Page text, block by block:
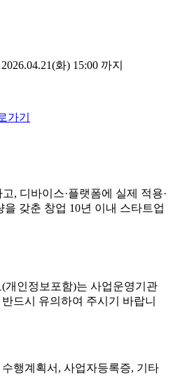
화) 15:00 까지
가기
, 디바이스·플랫폼에 실제 적용·
을 갖춘 창업 10년 이내 스타트업
개인정보포함)는 사업운영기관
드시 유의하여 주시기 바랍니
행계획서, 사업자등록증, 기타